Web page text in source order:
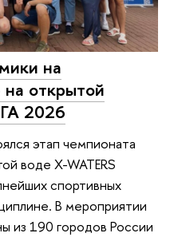
на
открытой
2026
этап чемпионата
воде X-WATERS
спортивных
В мероприятии
из 190 городов России